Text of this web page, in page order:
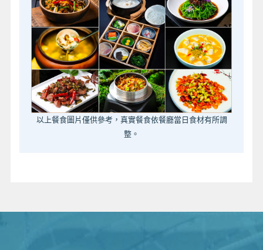
以上餐食圖片僅供參考，真實餐食依餐廳當日食材有所調
整。